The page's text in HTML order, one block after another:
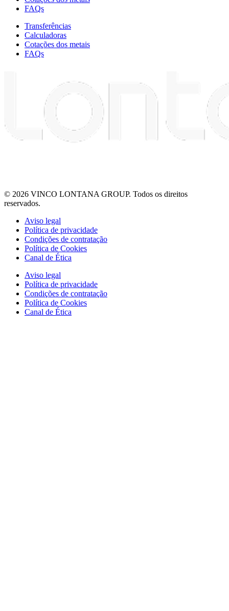
FAQs
Transferências
Calculadoras
Cotações dos metais
FAQs
© 2026 VINCO LONTANA GROUP. Todos os direitos
reservados.
Aviso legal
Política de privacidade
Condições de contratação
Política de Cookies
Canal de Ética
Aviso legal
Política de privacidade
Condições de contratação
Política de Cookies
Canal de Ética